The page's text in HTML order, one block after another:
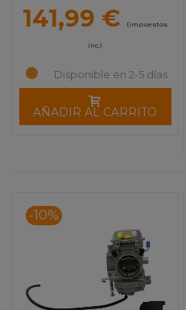
141,99 € (impuestos
inc.)
Disponible en 2-5 días
AÑADIR AL CARRITO
-10%